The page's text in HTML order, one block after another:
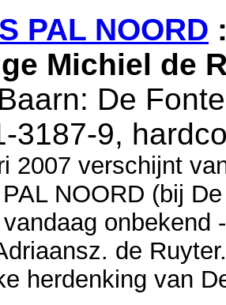
PAL NOORD
Michiel de
De
3187-9,
2007 verschijnt
NOORD (bij
onbekend
de
herdenking van